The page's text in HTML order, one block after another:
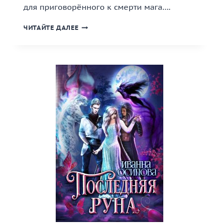
для приговорённого к смерти мага….
ЧИТАЙТЕ ДАЛЕЕ «ИСКРА